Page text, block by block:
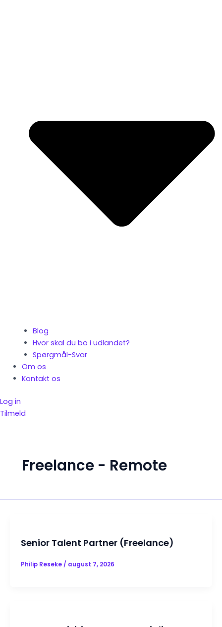
Blog
Hvor skal du bo i udlandet?
Spørgmål-Svar
Om os
Kontakt os
Log in
Tilmeld
Freelance - Remote
Senior Talent Partner (Freelance)
Philip Reseke / august 7, 2026